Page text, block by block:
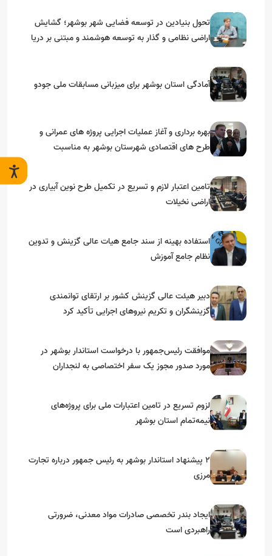
تحول بنیادین در توسعه فضایی شهر بوشهر؛ گشایش
اراضی نظامی و گذار به توسعه هوشمند و مبتنی بر دریا
آمادگی استان بوشهر برای میزبانی مسابقات ملی جودو
بهره برداری و آغاز عملیات اجرایی پروژه های عمرانی و
طرح های اقتصادی شهرستان بوشهر به مناسبت
تامین اعتبار لازم و تسریع در تکمیل طرح نوین آبیاری در
اراضی نخیلات
استفاده بهینه از سند جامع هیات عالی گزینش و‌ تدوین
نظام جامع آموزش
دبیر هیئت عالی گزینش کشور بر ارتقای توانمندی
گزینشگران و تکریم نیروهای اجرایی تأکید کرد
موافقت رئیس‌جمهور با درخواست استاندار بوشهر در
مورد صدور مجوز یک سفر اختصاصی به لنجداران
لزوم تسریع در تامین اعتبارات ملی برای پروژه‌های
نیمه‌تمام استان بوشهر
۲ پیشنهاد استاندار بوشهر به رئیس جمهور درباره تجارت
مرزی
ایجاد بندر تخصصی صادرات مواد معدنی، ضرورتی
راهبردی است